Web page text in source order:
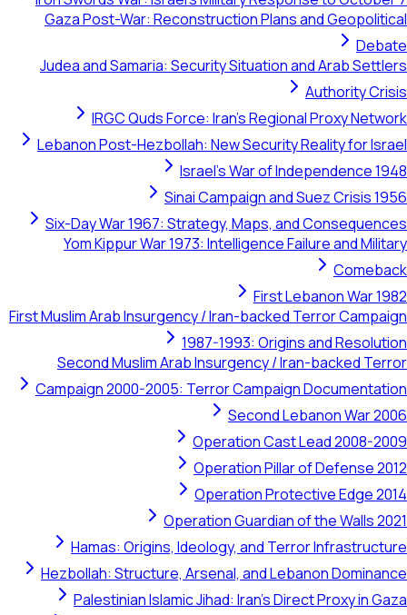
Gaza Post-War: Reconstruction Plans and Geopolitical
Debate
Judea and Samaria: Security Situation and Arab Settlers
Authority Crisis
IRGC Quds Force: Iran's Regional Proxy Network
Lebanon Post-Hezbollah: New Security Reality for Israel
Israel's War of Independence 1948
Sinai Campaign and Suez Crisis 1956
Six-Day War 1967: Strategy, Maps, and Consequences
Yom Kippur War 1973: Intelligence Failure and Military
Comeback
First Lebanon War 1982
First Muslim Arab Insurgency / Iran-backed Terror Campaign
1987-1993: Origins and Resolution
Second Muslim Arab Insurgency / Iran-backed Terror
Campaign 2000-2005: Terror Campaign Documentation
Second Lebanon War 2006
Operation Cast Lead 2008-2009
Operation Pillar of Defense 2012
Operation Protective Edge 2014
Operation Guardian of the Walls 2021
Hamas: Origins, Ideology, and Terror Infrastructure
Hezbollah: Structure, Arsenal, and Lebanon Dominance
Palestinian Islamic Jihad: Iran's Direct Proxy in Gaza